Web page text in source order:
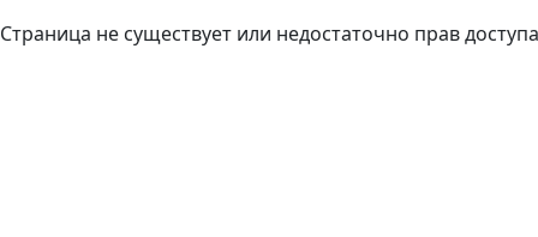
Страница не существует или недостаточно прав доступа